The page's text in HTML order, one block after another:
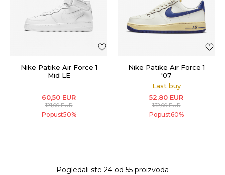
Nike Patike Air Force 1
Mid LE
60,50 EUR
121,00EUR
Popust50%
Nike Patike Air Force 1
'07
Last buy
52,80 EUR
132,00EUR
Popust60%
Pogledali ste 24 od 55 proizvoda